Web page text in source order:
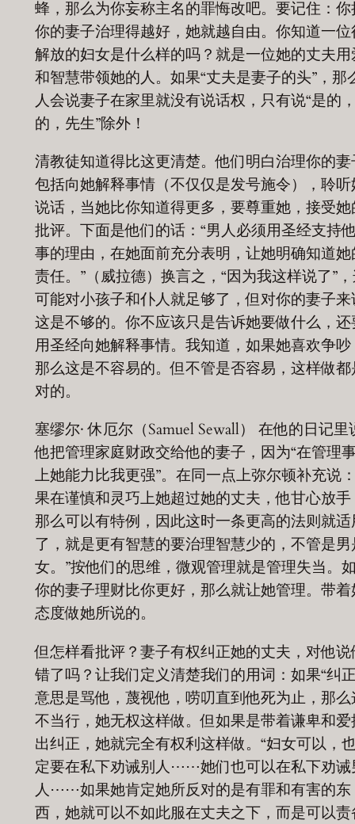
蜂，那么为你妄称主名的罪悔改吧。要记住：你
你的妻子治理得越好，她就越自由。你知道一位
解放的妇女是什么样的吗？就是一位她的丈夫用
和智慧带领她的人。如果“丈夫是妻子的头”，那
人会说妻子在家里就没有说话权，只有说“是的
的，先生”除外！
清教徒知道得比这更清楚。他们明白治理你的妻
包括向她解释事情（不仅仅是发号施令），聆听
说话，当她比你知道得更多，要尊重她，接受她
批评。下面是他们的话：“男人必须用圣经支持
事的理由，在她面前充分表明，让她明确知道她
责任。”（威拉德）换言之，“因为我这样说了”
可能对小孩子和仆人就足够了，但对你的妻子来
这是不够的。你不应该只是告诉她要做什么，还
用圣经向她解释事情。我知道，如果她喜欢争吵
那么这是不容易的。但不管是否容易，这样做都
对的。
塞缪尔· 休厄尔（Samuel Sewall） 在他的日记里
他把管理家庭财政交给他的妻子，因为“在管理
上她能力比我更强”。在同一点上弥尔顿补充说
果在谨慎和灵巧上她超过她的丈夫，他甘心放手
那么可以有特例，因此这时一条更高的法则就适
了，就是更有智慧的要治理智慧少的，不管是男
女。”按他们的思维，微观管理就是管理失当。
你的妻子理财比你更好，那么就让她管理。带着
态度做她所说的。
但怎样看批评？妻子有权纠正她的丈夫，对他说
错了吗？让我们定义清楚我们的用词：如果“纠
意思是骂他，蔑视他，唠叨直到他死为止，那么
不当行，她无权这样做。但如果是带着谦卑和爱
出纠正，她就完全有权利这样做。“妇女可以，
定要在私下劝诫别人⋯⋯她们也可以在私下劝诫
人⋯⋯如果她肯定她所反对的是有罪和有害的东
西，她就可以不如此服在丈夫之下，而是可以责